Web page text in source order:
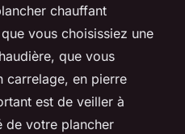
chauffant
vous choisissiez une
que vous
carrelage, en pierre
est de veiller à
de votre plancher